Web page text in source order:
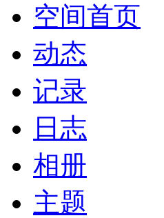
空间首页
动态
记录
日志
相册
主题